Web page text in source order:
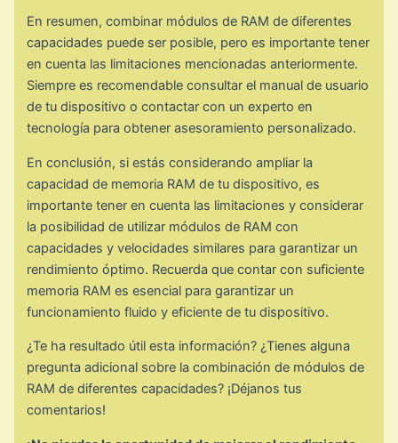
En resumen, combinar módulos de RAM de diferentes
capacidades puede ser posible, pero es importante tener
en cuenta las limitaciones mencionadas anteriormente.
Siempre es recomendable consultar el manual de usuario
de tu dispositivo o contactar con un experto en
tecnología para obtener asesoramiento personalizado.
En conclusión, si estás considerando ampliar la
capacidad de memoria RAM de tu dispositivo, es
importante tener en cuenta las limitaciones y considerar
la posibilidad de utilizar módulos de RAM con
capacidades y velocidades similares para garantizar un
rendimiento óptimo. Recuerda que contar con suficiente
memoria RAM es esencial para garantizar un
funcionamiento fluido y eficiente de tu dispositivo.
¿Te ha resultado útil esta información? ¿Tienes alguna
pregunta adicional sobre la combinación de módulos de
RAM de diferentes capacidades? ¡Déjanos tus
comentarios!